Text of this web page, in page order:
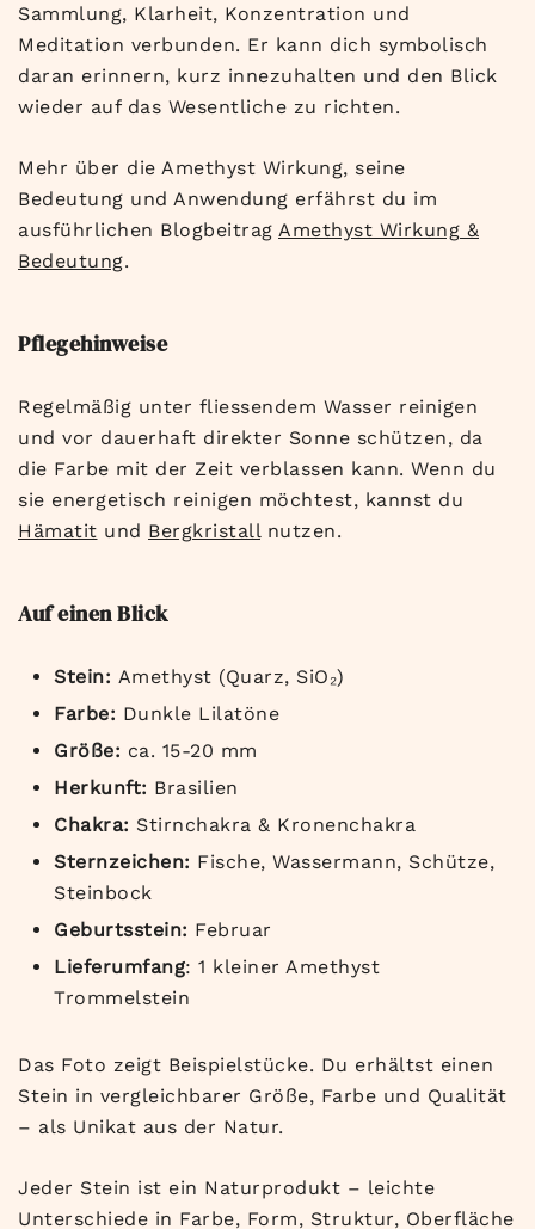
Sammlung, Klarheit, Konzentration und
Meditation verbunden. Er kann dich symbolisch
daran erinnern, kurz innezuhalten und den Blick
wieder auf das Wesentliche zu richten.
Mehr über die Amethyst Wirkung, seine
Bedeutung und Anwendung erfährst du im
ausführlichen Blogbeitrag Amethyst Wirkung &
Bedeutung.
Pflegehinweise
Regelmäßig unter fliessendem Wasser reinigen
und vor dauerhaft direkter Sonne schützen, da
die Farbe mit der Zeit verblassen kann. Wenn du
sie energetisch reinigen möchtest, kannst du
Hämatit und Bergkristall nutzen.
Auf einen Blick
Stein: Amethyst (Quarz, SiO₂)
Farbe: Dunkle Lilatöne
Größe: ca. 15-20 mm
Herkunft: Brasilien
Chakra: Stirnchakra & Kronenchakra
Sternzeichen: Fische, Wassermann, Schütze,
Steinbock
Geburtsstein: Februar
Lieferumfang: 1 kleiner Amethyst
Trommelstein
Das Foto zeigt Beispielstücke. Du erhältst einen
Stein in vergleichbarer Größe, Farbe und Qualität
– als Unikat aus der Natur.
Jeder Stein ist ein Naturprodukt – leichte
Unterschiede in Farbe, Form, Struktur, Oberfläche